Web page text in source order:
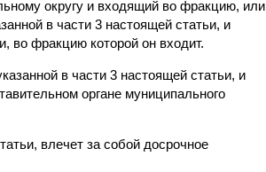
округу и входящий во фракцию, или
в части 3 настоящей статьи, и
во фракцию которой он входит.
в части 3 настоящей статьи, и
органе муниципального
влечет за собой досрочное